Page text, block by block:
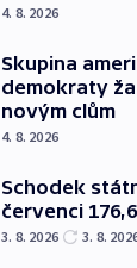
4. 8. 2026
Skupina
demokraty
novým clům
4. 8. 2026
Schodek
červenci
3. 8. 2026 3. 8.